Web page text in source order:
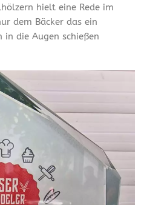
hielt eine Rede im
dem Bäcker das ein
in die Augen schießen